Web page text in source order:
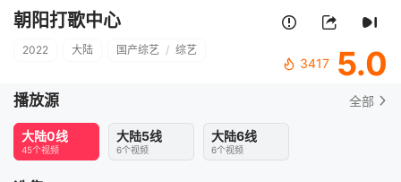
朝阳打歌中心
2022 大陆 国产综艺 / 综艺
3417 5.0
播放源 全部
大陆0线
45个视频
大陆5线
6个视频
大陆6线
6个视频